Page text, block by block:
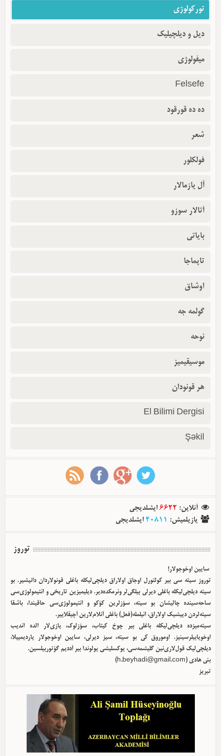
تورکولوژی
دیل و دیلچیلیک
میفولوژی
Felsefe
ده ده قورقود
شعر
فولکلور
أل یازمالار
آتالار سوزو
بایاتی
تاپماجا
اوشاق
گولمه جه
نوحه
موسیقیمیز
هر قونودان
El Bilimi Dergisi
Şəkil
آنلاین:
6622ایشلدیجی
یازیلمیش:
40811ایشلدیجی
توروز
سایین اوخوجولار!
توروز سیته سی بیر کولتورل اوجاق اولا‌راق دیلچی‌لیکله باغلی قونولاردان دانیشیر. بو
سیته دیلچی‌لیکله باغلی دیرلی بیلگی‌لر وئرمکده‌دیر. دیلیمیزین تاریخی و ائتیمولوژی‌سی
ساحه‌سینده چالیشان بو سیته، سؤزلرین کؤکو و ائتیمولوژی‌سی حاقیندا، باشقا
سیته‌لردن دییشیک اولا‌راق، ائیلمله(فعل) باغلی آنلام‌لارین آچیقلاییر.
سیته‌میزده دیلچی‌لیکله باغلی بیر چوخ کیتاب، سؤزلوک، یازی‌لار الده ائدیب
اوخویابیلرسینیز. اوموروق کی بو سیته، سیز دیرلی، سایین اوخوجولار یاردیمییلا،
دیلچی‌لیک قول‌لاری‌نین گلیشمه‌سی، یوکسلیشی یولوندا بیر آددیم گؤتوربیلسین.
بئی هادی ( h.beyhadi@gmail.com
)
تبریز